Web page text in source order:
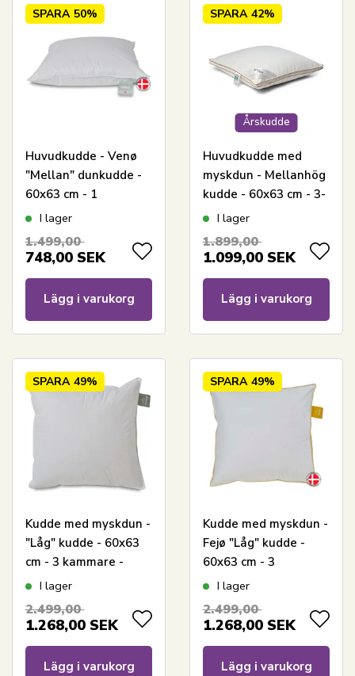
SPARA 50%
Huvudkudde - Venø
"Mellan" dunkudde -
60x63 cm - 1
kammare - Quilts Of
I lager
1.499,00
748,00 SEK
Lägg i varukorg
Årskudde
SPARA 42%
Huvudkudde med
myskdun - Mellanhög
kudde - 60x63 cm - 3-
kammars dunkudde -
2025
I lager
1.899,00
1.099,00 SEK
Lägg i varukorg
SPARA 49%
Kudde med myskdun -
"Låg" kudde - 60x63
cm - 3 kammare -
Svanenmärkt - Samsø
I lager
2.499,00
1.268,00 SEK
Lägg i varukorg
SPARA 49%
Kudde med myskdun -
Fejø "Låg" kudde -
60x63 cm - 3
kammare - Quilts Of
I lager
2.499,00
1.268,00 SEK
Lägg i varukorg